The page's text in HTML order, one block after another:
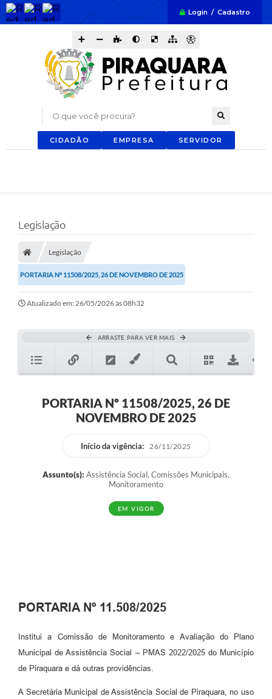
Login / Cadastro
O que você procura?
CIDADÃO EMPRESA SERVIDOR
Legislação
Legislação
PORTARIA Nº 11508/2025, 26 DE NOVEMBRO DE 2025
Atualizado em: 26/05/2026 às 08h32
ARRASTE PARA VER MAIS
PORTARIA Nº 11508/2025, 26 DE
NOVEMBRO DE 2025
Início da vigência: 26/11/2025
Assunto(s): Assistência Social, Comissões Municipais,
Monitoramento
EM VIGOR
PORTARIA Nº 11.508/2025
Institui a Comissão de Monitoramento e Avaliação do Plano
Municipal de Assistência Social – PMAS 2022/2025 do Município
de Piraquara e dá outras providências.
A Secretária Municipal de Assistência Social de Piraquara, no uso